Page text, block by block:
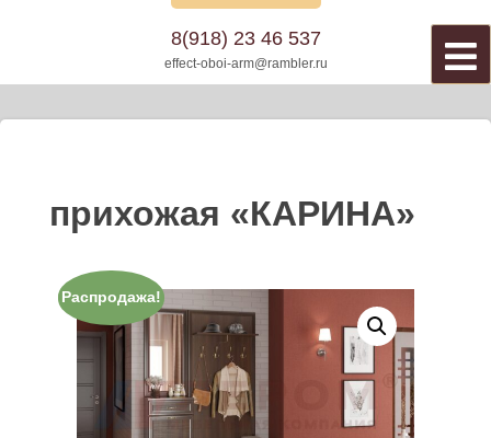
8(918) 23 46 537
effect-oboi-arm@rambler.ru
прихожая «КАРИНА»
Распродажа!